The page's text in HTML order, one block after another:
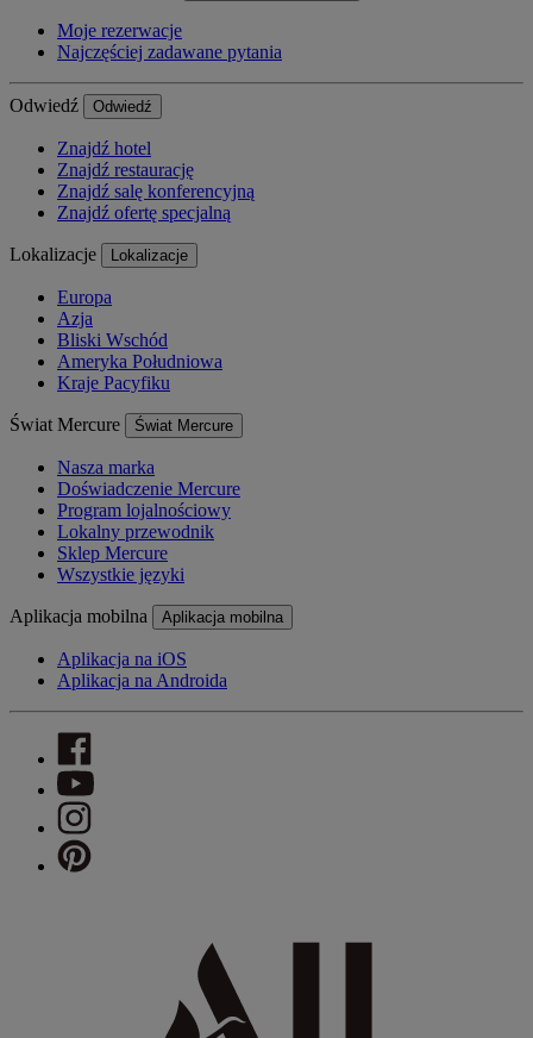
Moje rezerwacje
Najczęściej zadawane pytania
Odwiedź Odwiedź
Znajdź hotel
Znajdź restaurację
Znajdź salę konferencyjną
Znajdź ofertę specjalną
Lokalizacje Lokalizacje
Europa
Azja
Bliski Wschód
Ameryka Południowa
Kraje Pacyfiku
Świat Mercure Świat Mercure
Nasza marka
Doświadczenie Mercure
Program lojalnościowy
Lokalny przewodnik
Sklep Mercure
Wszystkie języki
Aplikacja mobilna Aplikacja mobilna
Aplikacja na iOS
Aplikacja na Androida